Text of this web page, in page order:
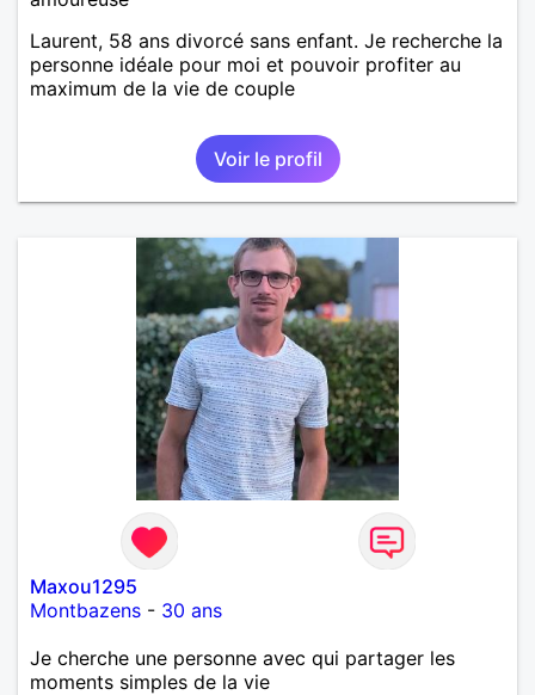
Laurent, 58 ans divorcé sans enfant. Je recherche la
personne idéale pour moi et pouvoir profiter au
maximum de la vie de couple
Voir le profil
Maxou1295
Montbazens - 30 ans
Je cherche une personne avec qui partager les
moments simples de la vie